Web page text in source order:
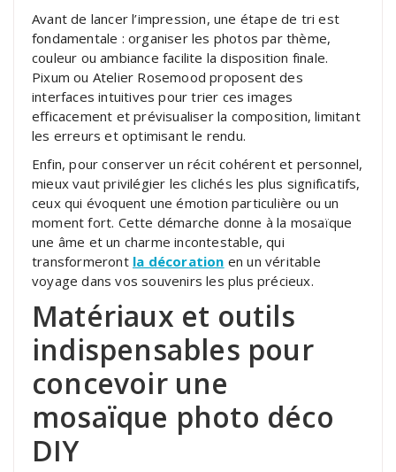
Avant de lancer l’impression, une étape de tri est
fondamentale : organiser les photos par thème,
couleur ou ambiance facilite la disposition finale.
Pixum ou Atelier Rosemood proposent des
interfaces intuitives pour trier ces images
efficacement et prévisualiser la composition, limitant
les erreurs et optimisant le rendu.
Enfin, pour conserver un récit cohérent et personnel,
mieux vaut privilégier les clichés les plus significatifs,
ceux qui évoquent une émotion particulière ou un
moment fort. Cette démarche donne à la mosaïque
une âme et un charme incontestable, qui
transformeront la décoration en un véritable
voyage dans vos souvenirs les plus précieux.
Matériaux et outils
indispensables pour
concevoir une
mosaïque photo déco
DIY